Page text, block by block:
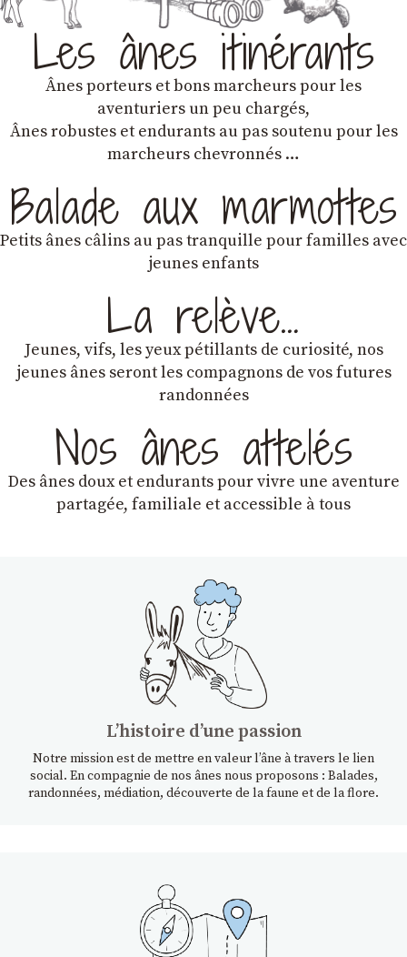
Les ânes itinérants
Ânes porteurs et bons marcheurs pour les
aventuriers un peu chargés,
Ânes robustes et endurants au pas soutenu pour les
marcheurs chevronnés …
Balade aux marmottes
Petits ânes câlins au pas tranquille pour familles avec
jeunes enfants
La relève…
Jeunes, vifs, les yeux pétillants de curiosité, nos
jeunes ânes seront les compagnons de vos futures
randonnées
Nos ânes attelés
Des ânes doux et endurantspour vivre une aventure
partagée, familiale et accessible à tous
Lʼhistoire dʼune passion
Notre mission est de mettre en valeur l’âne à travers le lien
social. En compagnie de nos ânes nous proposons : Balades,
randonnées, médiation, découverte de la faune et de la flore.